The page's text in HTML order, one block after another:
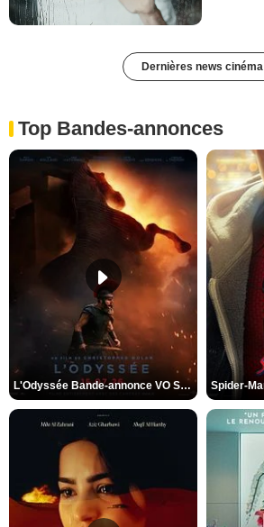
Dernières news cinéma
Top Bandes-annonces
L'Odyssée Bande-annonce VO STFR